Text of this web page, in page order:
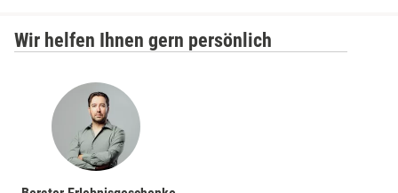
Wir helfen Ihnen gern persönlich